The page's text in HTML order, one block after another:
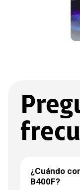
¿Cuándo
B400F?